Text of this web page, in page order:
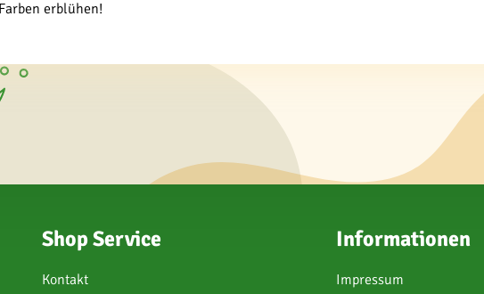
erblühen!
Shop Service
Kontakt
Informationen
Impressum